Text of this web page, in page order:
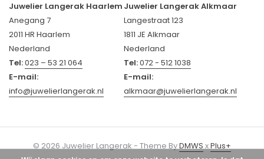
Juwelier Langerak Haarlem
Anegang 7
2011 HR Haarlem
Nederland
Tel:023 – 53 21 064
E-mail:
info@juwelierlangerak.nl
Juwelier Langerak Alkmaar
Langestraat 123
1811 JE Alkmaar
Nederland
Tel:072 - 512 1038
E-mail:
alkmaar@juwelierlangerak.nl
© 2026 Juwelier Langerak - Theme ByDMWSxPlus+